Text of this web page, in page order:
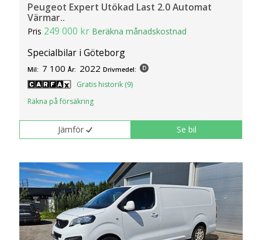
Peugeot Expert Utökad Last 2.0 Automat
Värmar..
Pris 249 000 kr Beräkna månadskostnad
Specialbilar i Göteborg
Mil: 7 100 År: 2022 Drivmedel:
Gratis historik (9)
Räkna på försäkring
Jämför Se bil